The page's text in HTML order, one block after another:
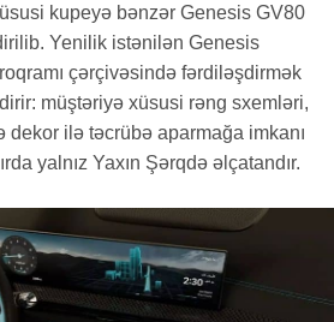
kupeyə bənzər Genesis GV80
Yenilik istənilən Genesis
çərçivəsində fərdiləşdirmək
müştəriyə xüsusi rəng sxemləri,
dekor ilə təcrübə aparmağa imkanı
yalnız Yaxın Şərqdə əlçatandır.